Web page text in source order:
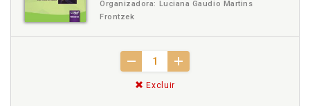
Organizadora: Luciana Gaudio Martins
Frontzek
Excluir